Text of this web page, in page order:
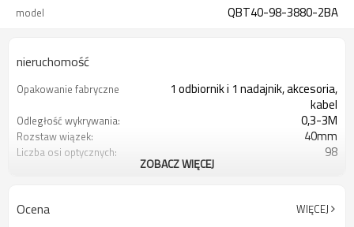
model QBT40-98-3880-2BA
nieruchomość
Opakowanie fabryczne
1 odbiornik i 1 nadajnik, akcesoria,
kabel
Odległość wykrywania: 0,3-3M
Rozstaw wiązek: 40mm
Liczba osi optycznych: 98
Wtyczka interfejsu Wyposażony w złącze M8
ZOBACZ WIĘCEJ
Ocena WIĘCEJ